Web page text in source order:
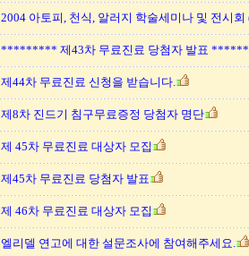
2004 아토피, 천식, 알러지 학술세미나 및 전시
********* 제43차 무료진료 당첨자 발표
제44차 무료진료 신청을 받습니다.
제8차 진드기 침구무료증정 당첨자 명단
제 45차 무료진료 대상자 모집
제45차 무료진료 당첨자 발표
제 46차 무료진료 대상자 모집
엘리델 연고에 대한 설문조사에 참여해주세요.